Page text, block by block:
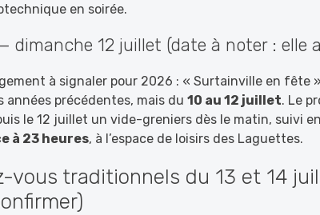
en soirée.
dimanche 12 juillet (date à noter : elle
à signaler pour 2026 : « Surtainville en fête »
années précédentes, mais du 10 au 12 juillet. Le
le 12 juillet un vide-greniers dès le matin, suivi
à 23 heures, à l’espace de loisirs des Laguettes.
vous traditionnels du 13 et 14